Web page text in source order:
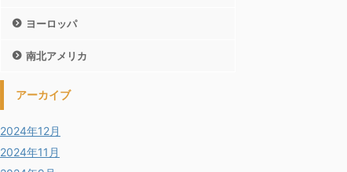
ヨーロッパ
南北アメリカ
アーカイブ
2024年12月
2024年11月